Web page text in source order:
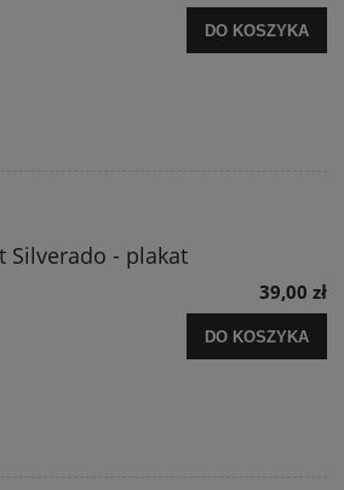
DO KOSZYKA
Silverado - plakat
39,00 zł
DO KOSZYKA